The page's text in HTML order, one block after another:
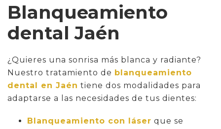
Blanqueamiento
dental Jaén
¿Quieres una sonrisa más blanca y radiante?
Nuestro tratamiento de blanqueamiento
dental en Jaén tiene dos modalidades para
adaptarse a las necesidades de tus dientes:
Blanqueamiento con láser que se